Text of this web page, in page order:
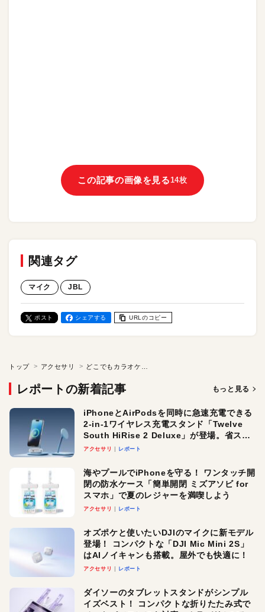
この記事の画像を見る 14枚
関連タグ
マイク JBL
ポスト シェアする URLのコピー
トップ アクセサリ
レポートの新着記事 もっと見る
iPhoneとAirPodsを同時に急速充電できる
2-in-1ワイヤレス充電スタンド「Twelve
South HiRise 2 Deluxe」が登場。省スペ
ースでおしゃれに充電したい人にオスス
アクセサリ レポート
海やプールでiPhoneを守る！ ワンタッチ開
閉の防水ケース「簡単開閉 ミズアソビ for
スマホ」で夏のレジャーを満喫しよう
アクセサリ レポート
オズポケと使いたいDJIのマイクに新モデル
登場！ コンパクトな「DJI Mic Mini 2S」
はAIノイキャンも搭載。屋外でも快適に！
アクセサリ レポート
ダイソーのタブレットスタンドがシンプル
イズベスト！ コンパクトな折りたたみ式で